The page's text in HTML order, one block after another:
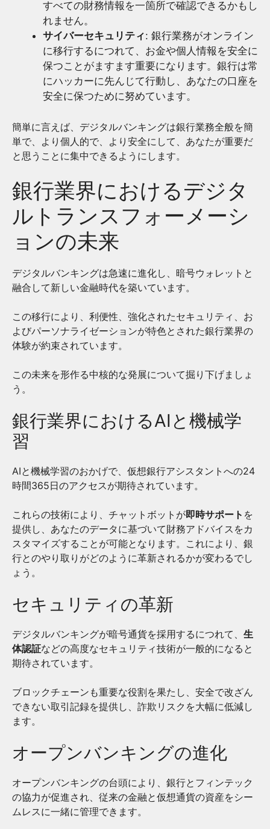
すべての財務情報を一箇所で確認できるかもし
れません。
サイバーセキュリティ: 銀行業務がオンライン
に移行するにつれて、お金や個人情報を安全に
保つことがますます重要になります。銀行は常
にハッカーに先んじて行動し、あなたの口座を
安全に保つために努めています。
簡単に言えば、デジタルバンキングは銀行業務全般を簡
単で、より個人的で、より安全にして、あなたが重要だ
と思うことに集中できるようにします。
銀行業界におけるデジタ
ルトランスフォーメーシ
ョンの未来
デジタルバンキングは急速に進化し、暗号ウォレットと
融合して新しい金融時代を築いています。
この移行により、利便性、強化されたセキュリティ、お
よびパーソナライゼーションが特色とされた銀行業界の
体験が約束されています。
この未来を形作る中核的な発展について掘り下げましょ
う。
銀行業界におけるAIと機械学
習
AIと機械学習のおかげで、仮想銀行アシスタントへの24
時間365日のアクセスが期待されています。
これらの技術により、チャットボットが即時サポート を
提供し、あなたのデータに基づいて財務アドバイスをカ
スタマイズすることが可能となります。これにより、銀
行とのやり取りがどのように革新されるかが変わるでし
ょう。
セキュリティの革新
デジタルバンキングが暗号通貨を採用するにつれて、 生
体認証などの高度なセキュリティ技術が一般的になると
期待されています。
ブロックチェーンも重要な役割を果たし、安全で改ざん
できない取引記録を提供し、詐欺リスクを大幅に低減し
ます。
オープンバンキングの進化
オープンバンキングの台頭により、銀行とフィンテック
の協力が促進され、従来の金融と仮想通貨の資産をシー
ムレスに一緒に管理できます。